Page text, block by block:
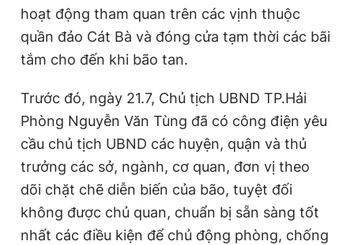
n
t
T
m
e
i
o
n
hoạt động tham quan trên các vịnh thuộc
quần đảo Cát Bà và đóng cửa tạm thời các bãi
tắm cho đến khi bão tan.
Trước đó, ngày 21.7, Chủ tịch UBND TP.Hải
Phòng Nguyễn Văn Tùng đã có công điện yêu
cầu chủ tịch UBND các huyện, quận và thủ
trưởng các sở, ngành, cơ quan, đơn vị theo
dõi chặt chẽ diễn biến của bão, tuyệt đối
không được chủ quan, chuẩn bị sẵn sàng tốt
nhất các điều kiện để chủ động phòng, chống